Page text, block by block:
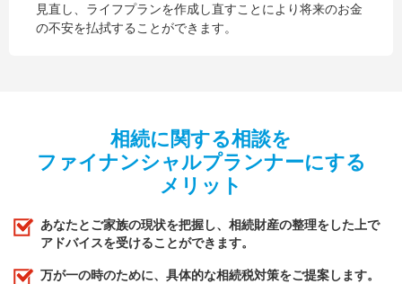
見直し、ライフプランを作成し直すことにより将来のお金
の不安を払拭することができます。
相続に関する相談を
ファイナンシャルプランナーにする
メリット
あなたとご家族の現状を把握し、相続財産の整理をした上で
アドバイスを受けることができます。
万が一の時のために、具体的な相続税対策をご提案します。